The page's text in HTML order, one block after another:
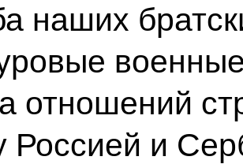
наших
отношений
Россией и